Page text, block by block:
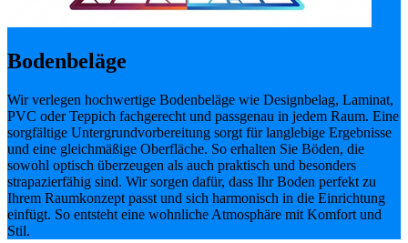
Bodenbeläge
Wir verlegen hochwertige Bodenbeläge wie Designbelag, Laminat,
PVC oder Teppich fachgerecht und passgenau in jedem Raum. Eine
sorgfältige Untergrundvorbereitung sorgt für langlebige Ergebnisse
und eine gleichmäßige Oberfläche. So erhalten Sie Böden, die
sowohl optisch überzeugen als auch praktisch und besonders
strapazierfähig sind. Wir sorgen dafür, dass Ihr Boden perfekt zu
Ihrem Raumkonzept passt und sich harmonisch in die Einrichtung
einfügt. So entsteht eine wohnliche Atmosphäre mit Komfort und
Stil.